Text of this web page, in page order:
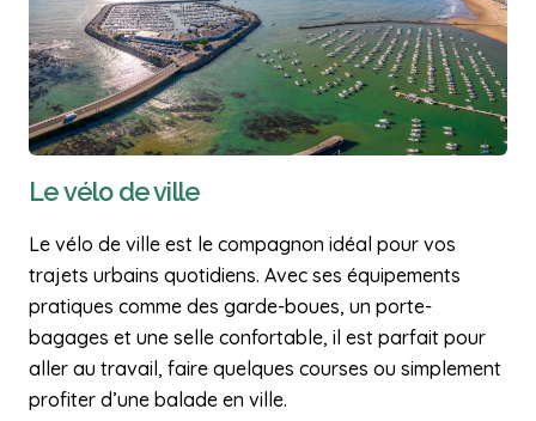
Le vélo de ville
Le vélo de ville est le compagnon idéal pour vos
trajets urbains quotidiens. Avec ses équipements
pratiques comme des garde-boues, un porte-
bagages et une selle confortable, il est parfait pour
aller au travail, faire quelques courses ou simplement
profiter d’une balade en ville.